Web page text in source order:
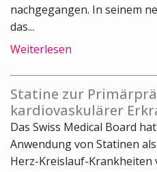
nachgegangen. In seinem
das...
Weiterlesen
Statine zur
kardiovaskulärer
Das Swiss Medical Board
Anwendung von Statinen
Herz-Kreislauf-Krankheiten